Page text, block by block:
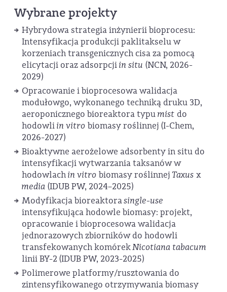
Wybrane projekty
Hybrydowa strategia inżynierii bioprocesu:
Intensyfikacja produkcji paklitakselu w
korzeniach transgenicznych cisa za pomocą
elicytacji oraz adsorpcjiin situ (NCN, 2026-
2029)
Opracowanie i bioprocesowa walidacja
modułowgo, wykonanego techniką druku 3D,
aeroponicznego bioreaktora typumist do
hodowliin vitro biomasy roślinnej (I-Chem,
2026-2027)
Bioaktywne aerożelowe adsorbenty in situ do
intensyfikacji wytwarzania taksanów w
hodowlachin vitro biomasy roślinnej Taxus x
media (IDUB PW, 2024–2025)
Modyfikacja bioreaktorasingle-use
intensyfikująca hodowle biomasy: projekt,
opracowanie i bioprocesowa walidacja
jednorazowych zbiorników do hodowli
transfekowanych komórekNicotiana tabacum
linii BY-2 (IDUB PW, 2023-2025)
Polimerowe platformy/rusztowania do
zintensyfikowanego otrzymywania biomasy